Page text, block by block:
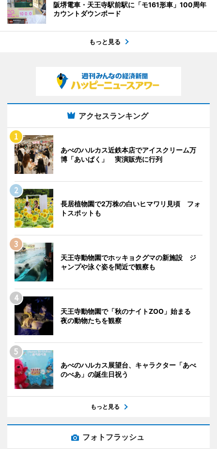
阪堺電車・天王寺駅前駅に「モ161形車」100周年
カウントダウンボード
もっと見る
アクセスランキング
あべのハルカス近鉄本店でアイスクリーム万
博「あいぱく」 実演販売に行列
長居植物園で2万株の白いヒマワリ見頃 フォ
トスポットも
天王寺動物園でホッキョクグマの新施設 ジ
ャンプや泳ぐ姿を間近で観察も
天王寺動物園で「秋のナイトZOO」始まる
夜の動物たちを観察
あべのハルカス展望台、キャラクター「あべ
のべあ」の誕生日祝う
もっと見る
フォトフラッシュ